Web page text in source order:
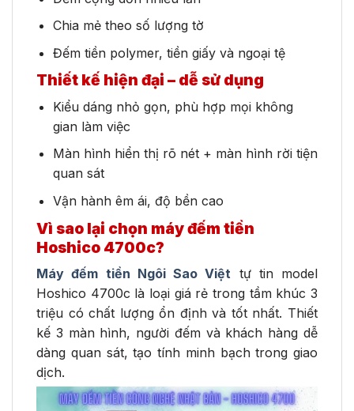
Chia mẻ theo số lượng tờ
Đếm tiền polymer, tiền giấy và ngoại tệ
Thiết kế hiện đại – dễ sử dụng
Kiểu dáng nhỏ gọn, phù hợp mọi không
gian làm việc
Màn hình hiển thị rõ nét + màn hình rời tiện
quan sát
Vận hành êm ái, độ bền cao
Vì sao lại chọn máy đếm tiền
Hoshico 4700c?
Máy đếm tiền Ngôi Sao Việt tự tin model
Hoshico 4700c là loại giá rẻ trong tầm khúc 3
triệu có chất lượng ổn định và tốt nhất. Thiết
kế 3 màn hình, người đếm và khách hàng dễ
dàng quan sát, tạo tính minh bạch trong giao
dịch.